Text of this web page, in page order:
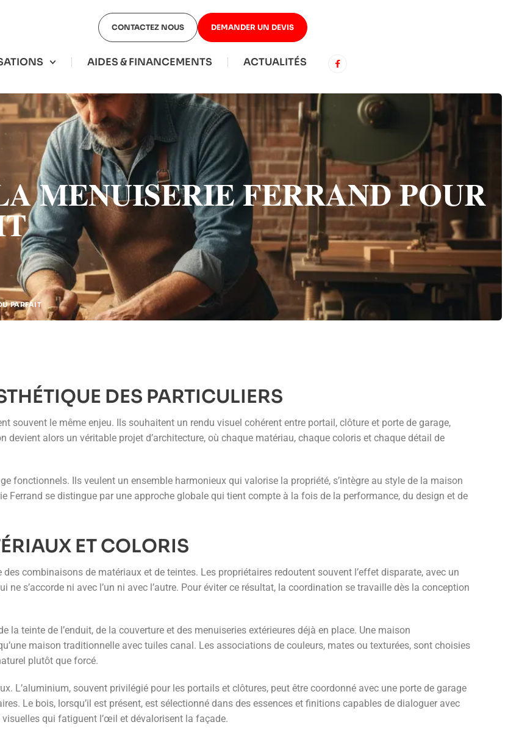
CONTACTEZ NOUS DEMANDER UN DEVIS
AIDES & FINANCEMENTS ACTUALITÉS
MENUISERIE FERRAND POUR
PARFAIT
DES PARTICULIERS
souvent le même enjeu. Ils souhaitent un rendu visuel cohérent entre portail, clôture et porte de garage,
alors un véritable projet d’architecture, où chaque matériau, chaque coloris et chaque détail de
fonctionnels. Ils veulent un ensemble harmonieux qui valorise la propriété, s’intègre au style de la maison
Ferrand se distingue par une approche globale qui tient compte à la fois de la performance, du design et de
ET COLORIS
combinaisons de matériaux et de teintes. Les propriétaires redoutent souvent l’effet disparate, avec un
ne s’accorde ni avec l’un ni avec l’autre. Pour éviter ce résultat, la coordination se travaille dès la conception
la teinte de l’enduit, de la couverture et des menuiseries extérieures déjà en place. Une maison
maison traditionnelle avec tuiles canal. Les associations de couleurs, mates ou texturées, sont choisies
plutôt que forcé.
L’aluminium, souvent privilégié pour les portails et clôtures, peut être coordonné avec une porte de garage
Le bois, lorsqu’il est présent, est sélectionné dans des essences et finitions capables de dialoguer avec
visuelles qui fatiguent l’œil et dévalorisent la façade.